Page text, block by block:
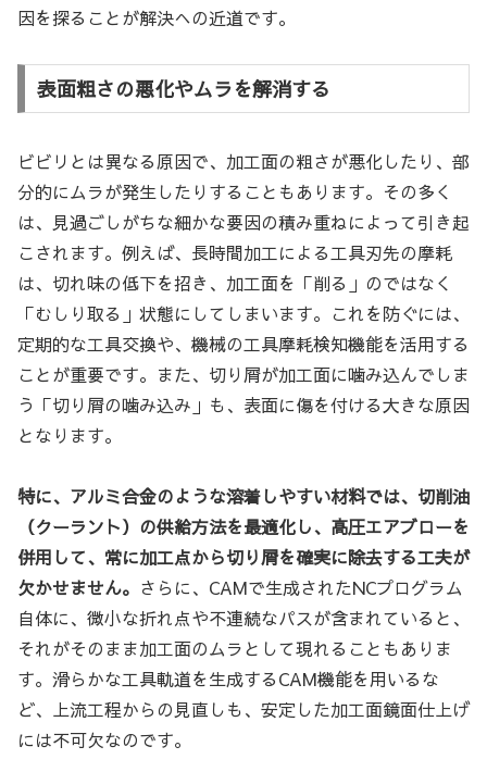
因を探ることが解決への近道です。
表面粗さの悪化やムラを解消する
ビビリとは異なる原因で、加工面の粗さが悪化したり、部
分的にムラが発生したりすることもあります。その多く
は、見過ごしがちな細かな要因の積み重ねによって引き起
こされます。例えば、長時間加工による工具刃先の摩耗
は、切れ味の低下を招き、加工面を「削る」のではなく
「むしり取る」状態にしてしまいます。これを防ぐには、
定期的な工具交換や、機械の工具摩耗検知機能を活用する
ことが重要です。また、切り屑が加工面に噛み込んでしま
う「切り屑の噛み込み」も、表面に傷を付ける大きな原因
となります。
特に、アルミ合金のような溶着しやすい材料では、切削油
（クーラント）の供給方法を最適化し、高圧エアブローを
併用して、常に加工点から切り屑を確実に除去する工夫が
欠かせません。 さらに、CAMで生成されたNCプログラム
自体に、微小な折れ点や不連続なパスが含まれていると、
それがそのまま加工面のムラとして現れることもありま
す。滑らかな工具軌道を生成するCAM機能を用いるな
ど、上流工程からの見直しも、安定した加工面鏡面仕上げ
には不可欠なのです。